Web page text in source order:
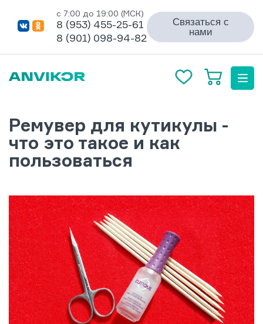
с 7:00 до 19:00 (МСК)
8 (953) 455-25-61
8 (901) 098-94-82
Связаться с
нами
Ремувер для кутикулы -
что это такое и как
пользоваться